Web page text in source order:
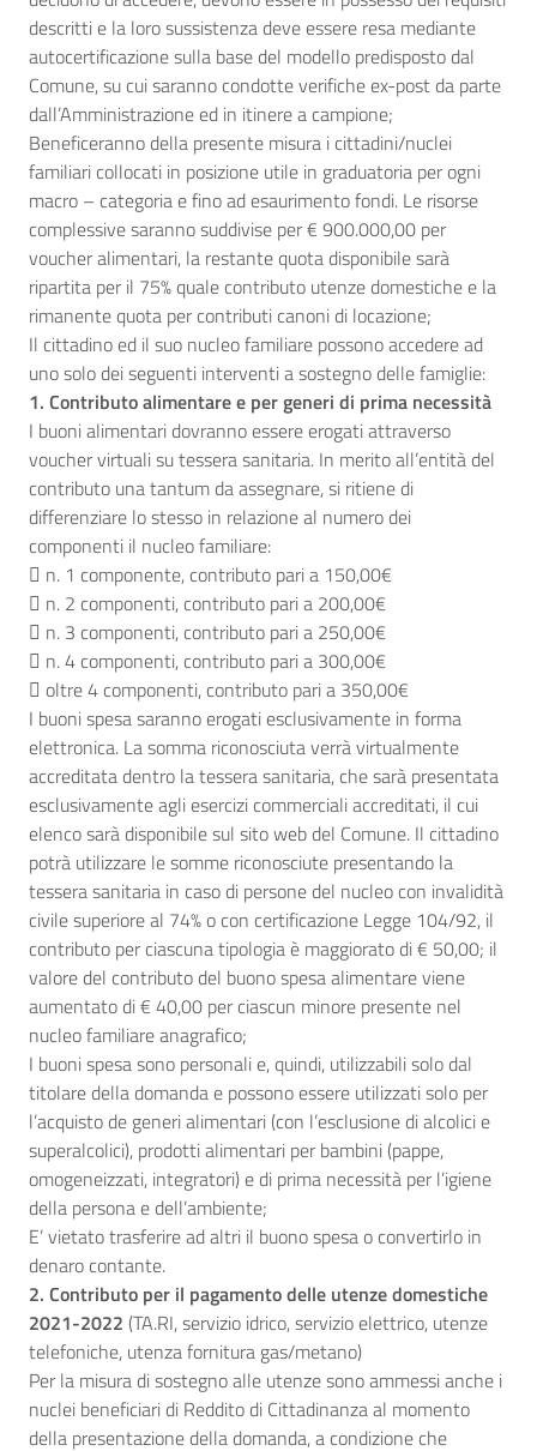
descritti e la loro sussistenza deve essere resa mediante
autocertificazione sulla base del modello predisposto dal
Comune, su cui saranno condotte verifiche ex-post da parte
dall’Amministrazione ed in itinere a campione;
Beneficeranno della presente misura i cittadini/nuclei
familiari collocati in posizione utile in graduatoria per ogni
macro – categoria e fino ad esaurimento fondi. Le risorse
complessive saranno suddivise per € 900.000,00 per
voucher alimentari, la restante quota disponibile sarà
ripartita per il 75% quale contributo utenze domestiche e la
rimanente quota per contributi canoni di locazione;
Il cittadino ed il suo nucleo familiare possono accedere ad
uno solo dei seguenti interventi a sostegno delle famiglie:
1. Contributo alimentare e per generi di prima necessità
I buoni alimentari dovranno essere erogati attraverso
voucher virtuali su tessera sanitaria. In merito all’entità del
contributo una tantum da assegnare, si ritiene di
differenziare lo stesso in relazione al numero dei
componenti il nucleo familiare:
 n. 1 componente, contributo pari a 150,00€
 n. 2 componenti, contributo pari a 200,00€
 n. 3 componenti, contributo pari a 250,00€
 n. 4 componenti, contributo pari a 300,00€
 oltre 4 componenti, contributo pari a 350,00€
I buoni spesa saranno erogati esclusivamente in forma
elettronica. La somma riconosciuta verrà virtualmente
accreditata dentro la tessera sanitaria, che sarà presentata
esclusivamente agli esercizi commerciali accreditati, il cui
elenco sarà disponibile sul sito web del Comune. Il cittadino
potrà utilizzare le somme riconosciute presentando la
tessera sanitaria in caso di persone del nucleo con invalidità
civile superiore al 74% o con certificazione Legge 104/92, il
contributo per ciascuna tipologia è maggiorato di € 50,00; il
valore del contributo del buono spesa alimentare viene
aumentato di € 40,00 per ciascun minore presente nel
nucleo familiare anagrafico;
I buoni spesa sono personali e, quindi, utilizzabili solo dal
titolare della domanda e possono essere utilizzati solo per
l’acquisto de generi alimentari (con l’esclusione di alcolici e
superalcolici), prodotti alimentari per bambini (pappe,
omogeneizzati, integratori) e di prima necessità per l’igiene
della persona e dell’ambiente;
E’ vietato trasferire ad altri il buono spesa o convertirlo in
denaro contante.
2. Contributo per il pagamento delle utenze domestiche
2021-2022 (TA.RI, servizio idrico, servizio elettrico, utenze
telefoniche, utenza fornitura gas/metano)
Per la misura di sostegno alle utenze sono ammessi anche i
nuclei beneficiari di Reddito di Cittadinanza al momento
della presentazione della domanda, a condizione che